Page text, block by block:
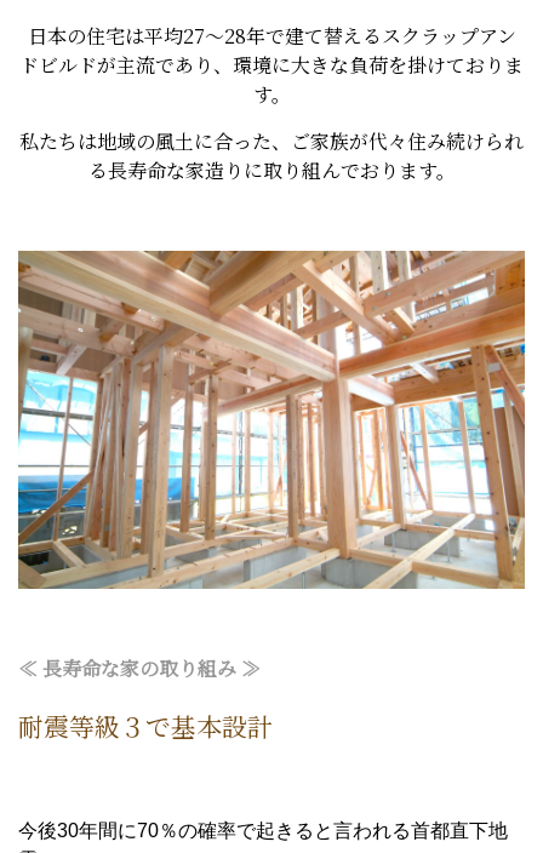
日本の住宅は平均27～28年で建て替えるスクラップアン
ドビルドが主流であり、環境に大きな負荷を掛けておりま
す。
私たちは地域の風土に合った、ご家族が代々住み続けられ
る長寿命な家造りに取り組んでおります。
≪ 長寿命な家の取り組み ≫
耐震等級３で基本設計
今後30年間に70％の確率で起きると言われる首都直下地